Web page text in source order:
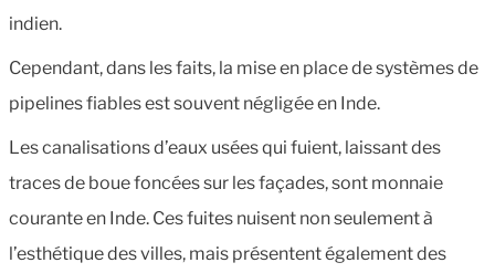
indien.
Cependant, dans les faits, la mise en place de systèmes de
pipelines fiables est souvent négligée en Inde.
Les canalisations d’eaux usées qui fuient, laissant des
traces de boue foncées sur les façades, sont monnaie
courante en Inde. Ces fuites nuisent non seulement à
l’esthétique des villes, mais présentent également des